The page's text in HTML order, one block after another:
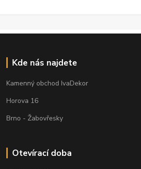
Kde nás najdete
Kamenný obchod IvaDekor
Horova 16
Brno - Žabovřesky
Otevírací doba